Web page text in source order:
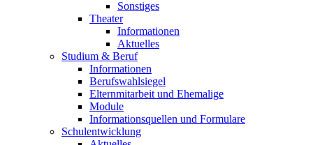
Sonstiges
Theater
Informationen
Aktuelles
Studium & Beruf
Informationen
Berufswahlsiegel
Elternmitarbeit und Ehemalige
Module
Informationsquellen und Formulare
Schulentwicklung